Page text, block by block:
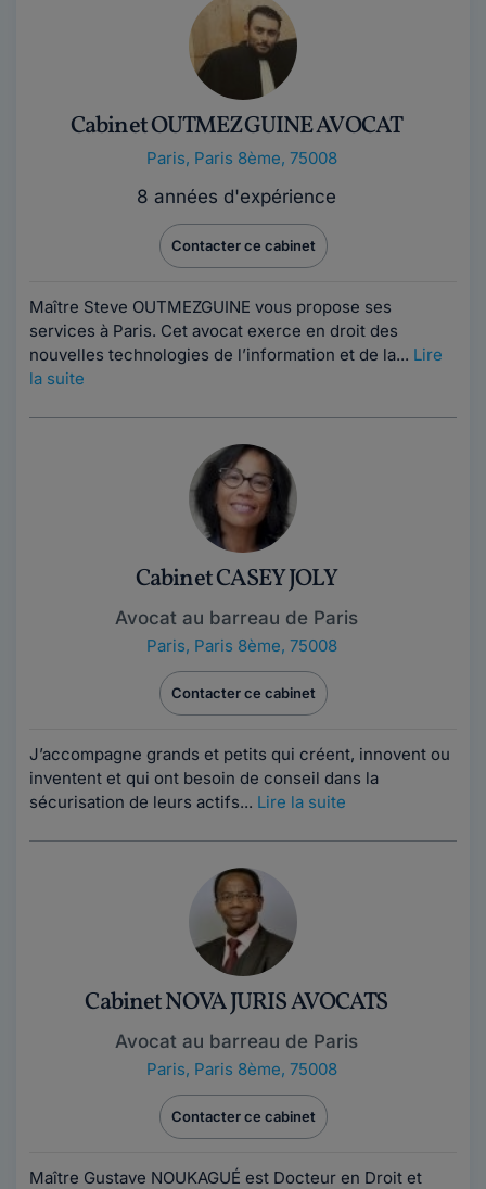
Cabinet OUTMEZGUINE AVOCAT
Paris, Paris 8ème, 75008
8 années d'expérience
Contacter ce cabinet
Maître Steve OUTMEZGUINE vous propose ses
services à Paris. Cet avocat exerce en droit des
nouvelles technologies de l’information et de la... Lire
la suite
Cabinet CASEY JOLY
Avocat au barreau de Paris
Paris, Paris 8ème, 75008
Contacter ce cabinet
J’accompagne grands et petits qui créent, innovent ou
inventent et qui ont besoin de conseil dans la
sécurisation de leurs actifs... Lire la suite
Cabinet NOVA JURIS AVOCATS
Avocat au barreau de Paris
Paris, Paris 8ème, 75008
Contacter ce cabinet
Maître Gustave NOUKAGUÉ est Docteur en Droit et